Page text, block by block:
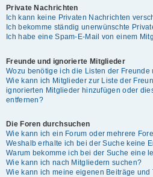
Private Nachrichten
Ich kann keine Privaten Nachrichten
Ich bekomme ständig unerwünschte
Ich habe eine Spam-E-Mail von einem
Freunde und ignorierte Mitglieder
Wozu benötige ich die Listen der
Wie kann ich Mitglieder zur Liste der
ignorierten Mitglieder hinzufügen oder
entfernen?
Die Foren durchsuchen
Wie kann ich ein Forum oder mehrere
Weshalb erhalte ich bei der Suche keine
Warum bekomme ich bei der Suche eine
Wie kann ich nach Mitgliedern suchen?
Wie kann ich meine eigenen Beiträge und